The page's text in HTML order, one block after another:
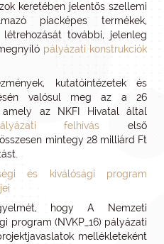
keretében jelentős szellemi
piacképes termékek,
további, jelenleg
pályázati konstrukciók
kutatóintézetek és
valósul meg az a 26
amely az NKFI Hivatal által
felhívás első
mintegy 28 milliárd Ft
és kiválósági program
hogy A Nemzeti
program (NVKP_16) pályázati
mellékleteként